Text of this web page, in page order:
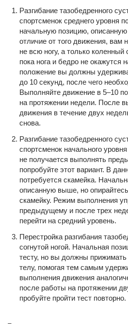
Разгибание тазобедренного
спортсменок среднего уровня
начальную позицию,
отличие от того движения, вам
не всю ногу, а только коленный
пока нога и бедро не окажутся
положение вы должны
до 10 секунд, после чего
Выполняйте движение в 5–10
на протяжении недели. После
движения в течение двух
снова.
Разгибание тазобедренного
спортсменок начального
не получается выполнять
попробуйте этот вариант. В
потребуется скамейка.
описанную выше, но
скамейку. Режим выполнения
предыдущему и после трех
перейти на средний уровень.
Перестройка разгибания
согнутой ногой. Начальная
тесту, но вы должны прижимать
телу, помогая тем самым
выполнения движения
после работы на протяжении
пробуйте пройти тест повторно.